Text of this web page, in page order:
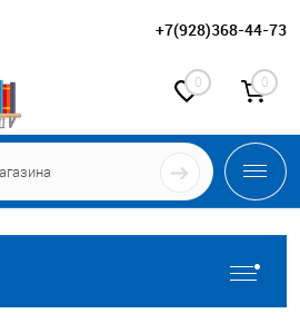
+7(928)368-44-73
0 0